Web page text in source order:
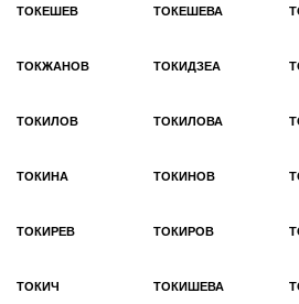
ТОКЕШЕВ ТОКЕШЕВА
ТОКЖАНОВ ТОКИДЗЕА
ТОКИЛОВ ТОКИЛОВА
ТОКИНА ТОКИНОВ
ТОКИРЕВ ТОКИРОВ
ТОКИЧ ТОКИШЕВА